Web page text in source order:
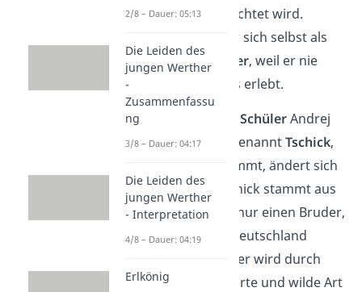
anderen nicht beachtet wird.
Außerdem sieht er sich selbst als
größtenLangweiler, weil er nie
etwas spannendes erlebt.
Doch als der
neue SchülerAndrej
Tschichatschow, genanntTschick,
in seine Klasse kommt, ändert sich
für Maik alles. Tschick stammt aus
Russlandund hat nur einen Bruder,
mit dem er nach Deutschland
gezogen ist. Auch er wird durch
seine unbekümmerte und wilde Art
2/8 – Dauer: 05:13
Die Leiden des
jungen Werther
-
Zusammenfassu
ng
3/8 – Dauer: 04:17
Die Leiden des
jungen Werther
- Interpretation
4/8 – Dauer: 04:19
Erlkönig